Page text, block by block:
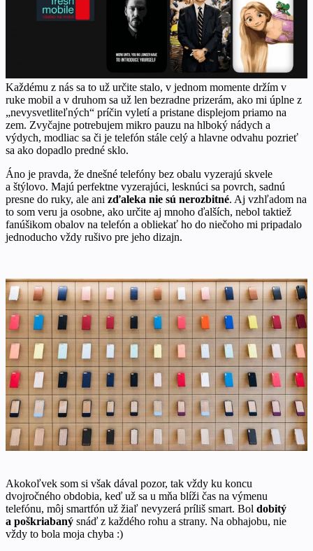
Každému z nás sa to už určite stalo, v jednom momente držím v
ruke mobil a v druhom sa už len bezradne prizerám, ako mi úplne z
„nevysvetliteľných“ príčin vyletí a pristane displejom priamo na
zem. Zvyčajne potrebujem mikro pauzu na hlboký nádych a
výdych, modliac sa či je telefón stále celý a hlavne odvahu pozrieť
sa ako dopadlo predné sklo.
Áno je pravda, že dnešné telefóny bez obalu vyzerajú skvele
a štýlovo. Majú perfektne vyzerajúci, lesknúci sa povrch, sadnú
presne do ruky, ale ani zďaleka nie sú nerozbitné. Aj vzhľadom na
to som veru ja osobne, ako určite aj mnoho ďalších, nebol taktiež
fanúšikom obalov na telefón a obliekať ho do niečoho mi pripadalo
jednoducho vždy rušivo pre jeho dizajn.
Akokoľvek som si však dával pozor, tak vždy ku koncu
dvojročného obdobia, keď už sa u mňa blíži čas na výmenu
telefónu, môj smartfón už žiaľ nevyzerá príliš smart. Bol dobitý
a poškriabaný snáď z každého rohu a strany. Na obhajobu, nie
vždy to bola moja chyba :)